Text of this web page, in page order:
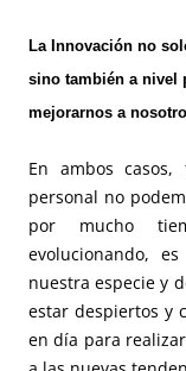
La Innovación no
sino también a nivel
mejorarnos a
En ambos
personal no
por mucho
evolucionando,
nuestra especie y
estar despiertos y
en día para